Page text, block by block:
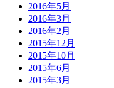
2016年5月
2016年3月
2016年2月
2015年12月
2015年10月
2015年6月
2015年3月